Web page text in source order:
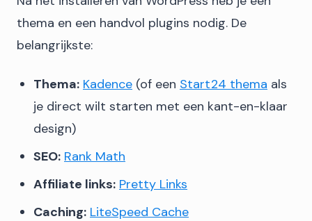
thema en een handvol plugins nodig. De
belangrijkste:
Thema: Kadence (of een Start24 thema als
je direct wilt starten met een kant-en-klaar
design)
SEO: Rank Math
Affiliate links: Pretty Links
Caching: LiteSpeed Cache